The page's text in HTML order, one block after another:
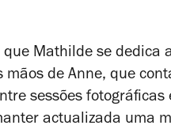
Mathilde se dedica
mãos de Anne, que
sessões
actualizada uma